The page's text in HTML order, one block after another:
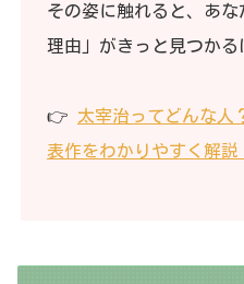
その姿に触れると、あ
理由」がきっと見つかる
👉 太宰治ってどんな人
表作をわかりやすく解説